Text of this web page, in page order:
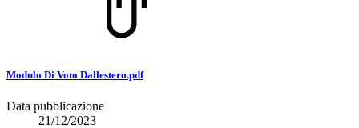
Modulo Di Voto Dallestero.pdf
Data pubblicazione
21/12/2023